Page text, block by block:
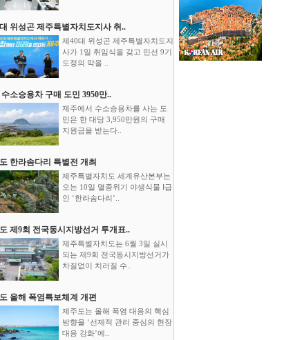
위성곤 제주특별자치도지사 취..
제40대 위성곤 제주특별자치도지
사가 1일 취임식을 갖고 민선 9기
도정의 막을 ..
소승용차 구매 도민 3950만..
제주에서 수소승용차를 사는 도
민은 한 대당 3,950만원의 구매
지원금을 받는다..
한라솜다리 특별전 개최
제주특별자치도 세계유산본부는
오는 10일 멸종위기 야생식물 Ⅰ급
인 ‘한라솜다리’..
제9회 전국동시지방선거 투개표..
제주특별자치도는 6월 3일 실시
되는 제9회 전국동시지방선거가
차질없이 치러질 수..
올해 폭염특보체계 개편
제주도는 올해 폭염 대응의 핵심
방향을 ‘선제적 관리 중심의 현장
대응 강화’에..